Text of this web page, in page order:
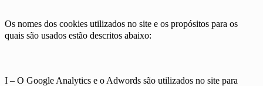
Os nomes dos cookies utilizados no site e os propósitos para os
quais são usados estão descritos abaixo:
I – O Google Analytics e o Adwords são utilizados no site para